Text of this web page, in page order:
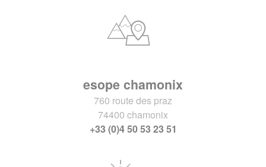
esope chamonix
760 route des praz
74400 chamonix
+33 (0)4 50 53 23 51